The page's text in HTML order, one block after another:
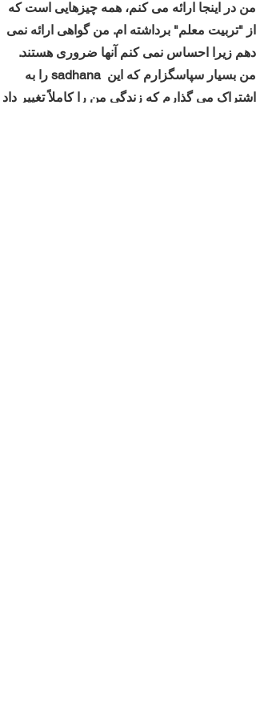
من در اینجا ارائه می کنم، همه چیزهایی است که
از "تربیت معلم" برداشته ام. من گواهی ارائه نمی
دهم زیرا احساس نمی کنم آنها ضروری هستند.
من بسیار سپاسگزارم که این sadhana را به
اشتراک می گذارم که زندگی من را کاملاً تغییر داد